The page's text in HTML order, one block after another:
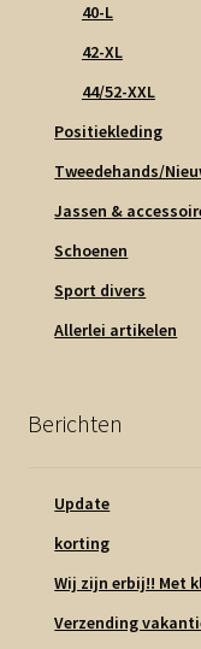
40-L
42-XL
44/52-XXL
Positiekleding
Tweedehands/
Jassen &
Schoenen
Sport divers
Allerlei artikelen
Berichten
Update
korting
Wij zijn erbij!! Met
Verzending